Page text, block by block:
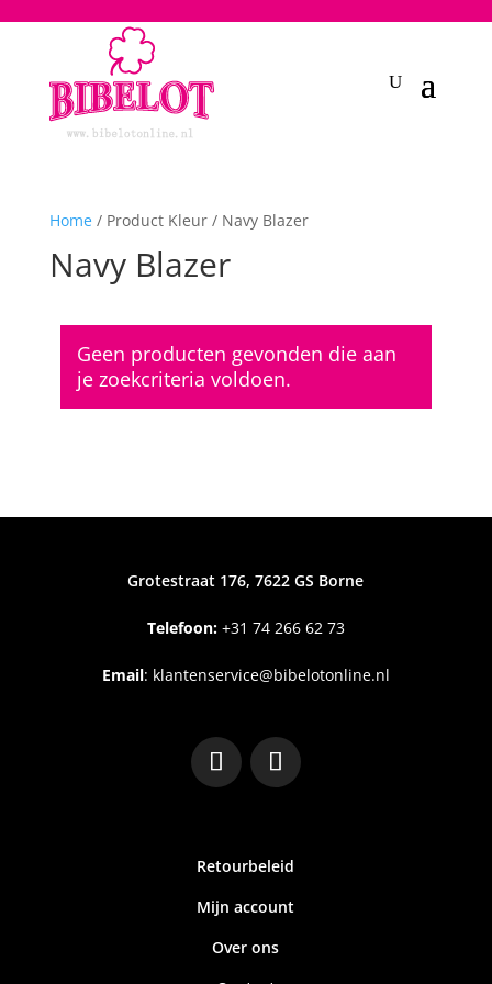
Home/ Product Kleur / Navy Blazer
Navy Blazer
Geen producten gevonden die aan
je zoekcriteria voldoen.
Grotestraat 176, 7622 GS Borne
Telefoon:+31 74 266 62 73
Email: klantenservice@bibelotonline.nl
Retourbeleid
Mijn account
Over ons